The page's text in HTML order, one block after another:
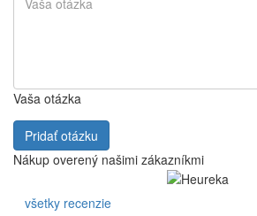
Vaša otázka
Pridať otázku
Nákup overený našimi zákazníkmi
všetky recenzie